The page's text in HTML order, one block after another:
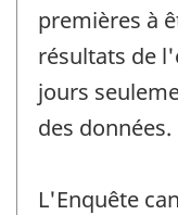
premières à
résultats de
jours
des données.
L'Enquête